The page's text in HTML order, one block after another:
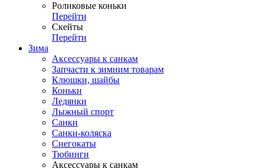
Роликовые коньки
Перейти
Скейты
Перейти
Зима
Аксессуары к санкам
Запчасти к зимним товарам
Клюшки, шайбы
Коньки
Ледянки
Лыжный спорт
Санки
Санки-коляска
Снегокаты
Тюбинги
Аксессуары к санкам